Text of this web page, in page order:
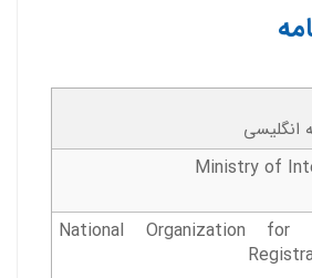
انگلیسی
Ministry of
National Organization for